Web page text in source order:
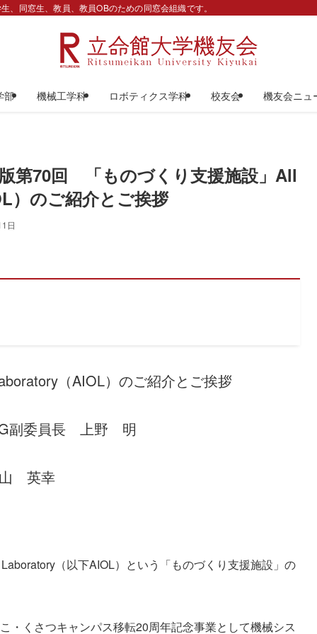
同窓生、教員、教員OBのための同窓会組織です。
部 機械工学科 ロボティクス学科 校友会 機友会ニュ
第70回 「ものづくり支援施設」All
）のご紹介とご挨拶
日
（AIOL）のご紹介とご挨拶
副委員長 上野 明
英幸
（以下AIOL）という「ものづくり支援施設」の
・くさつキャンパス移転20周年記念事業として機械シス